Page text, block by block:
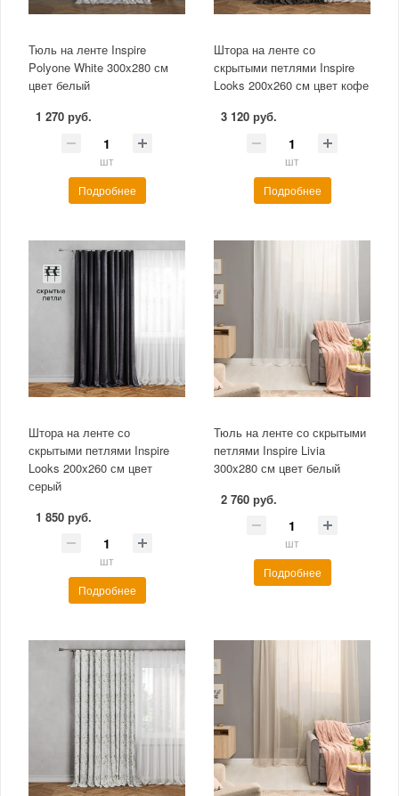
Тюль на ленте Inspire
Polyone White 300x280 см
цвет белый
1 270 руб.
шт
Подробнее
Штора на ленте со
скрытыми петлями Inspire
Looks 200x260 см цвет кофе
3 120 руб.
шт
Подробнее
Штора на ленте со
скрытыми петлями Inspire
Looks 200x260 см цвет
серый
1 850 руб.
шт
Подробнее
Тюль на ленте со скрытыми
петлями Inspire Livia
300x280 см цвет белый
2 760 руб.
шт
Подробнее